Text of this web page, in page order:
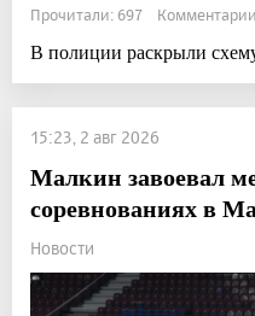
Прочитали: 697
В полиции раскрыли
15:23, 2 авг 2026
Малкин завоевал
соревнованиях в
Новости